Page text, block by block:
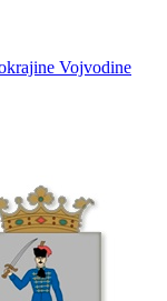
Vojvodine